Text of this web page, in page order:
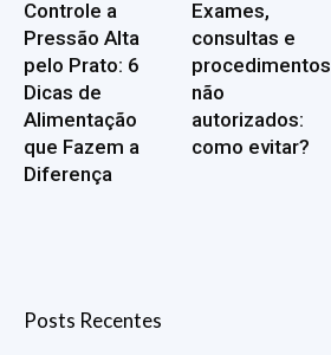
Controle a
Pressão Alta
pelo Prato: 6
Dicas de
Alimentação
que Fazem a
Diferença
Exames,
consultas e
procedimentos
não
autorizados:
como evitar?
Posts Recentes